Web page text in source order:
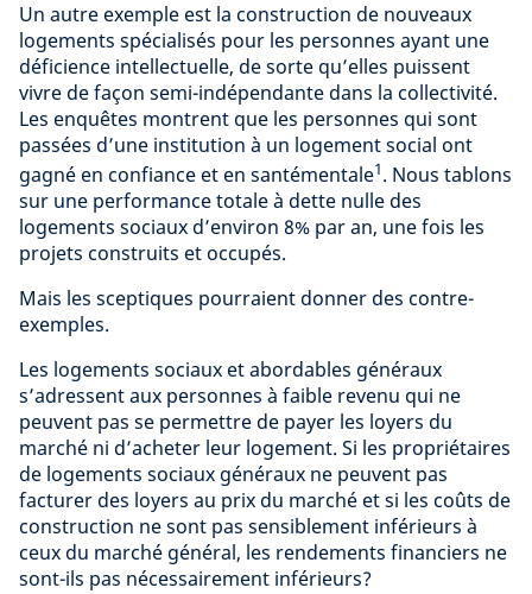
Un autre exemple est la construction de nouveaux
logements spécialisés pour les personnes ayant une
déficience intellectuelle, de sorte qu’elles puissent
vivre de façon semi-indépendante dans la collectivité.
Les enquêtes montrent que les personnes qui sont
passées d’une institution à un logement social ont
gagné en confiance et en santémentale1. Nous tablons
sur une performance totale à dette nulle des
logements sociaux d’environ 8% par an, une fois les
projets construits et occupés.
Mais les sceptiques pourraient donner des contre-
exemples.
Les logements sociaux et abordables généraux
s’adressent aux personnes à faible revenu qui ne
peuvent pas se permettre de payer les loyers du
marché ni d’acheter leur logement. Si les propriétaires
de logements sociaux généraux ne peuvent pas
facturer des loyers au prix du marché et si les coûts de
construction ne sont pas sensiblement inférieurs à
ceux du marché général, les rendements financiers ne
sont-ils pas nécessairement inférieurs?